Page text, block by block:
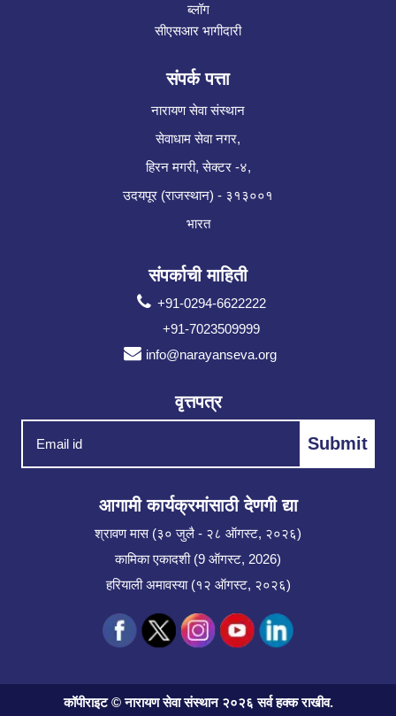
ब्लॉग
सीएसआर भागीदारी
संपर्क पत्ता
नारायण सेवा संस्थान
सेवाधाम सेवा नगर,
हिरन मगरी, सेक्टर -४,
उदयपूर (राजस्थान) - ३१३००१
भारत
संपर्काची माहिती
+91-0294-6622222
+91-7023509999
info@narayanseva.org
वृत्तपत्र
आगामी कार्यक्रमांसाठी देणगी द्या
श्रावण मास (३० जुलै - २८ ऑगस्ट, २०२६)
कामिका एकादशी (9 ऑगस्ट, 2026)
हरियाली अमावस्या (१२ ऑगस्ट, २०२६)
कॉपीराइट © नारायण सेवा संस्थान २०२६ सर्व हक्क राखीव.